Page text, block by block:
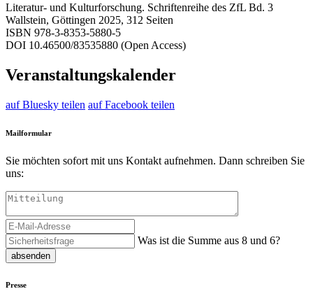
Literatur- und Kulturforschung. Schriftenreihe des ZfL Bd. 3
Wallstein, Göttingen 2025, 312 Seiten
ISBN 978-3-8353-5880-5
DOI 10.46500/83535880 (Open Access)
Veranstaltungskalender
auf Bluesky teilen auf Facebook teilen
Mailformular
Sie möchten sofort mit uns Kontakt aufnehmen. Dann schreiben Sie
uns:
Was ist die Summe aus 8 und 6?
absenden
Presse